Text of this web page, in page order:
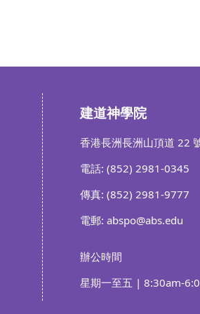
建道神學院
香港長洲長洲山頂道 22
電話: (852) 2981-0345
傳真: (852) 2981-9777
電郵: abspo@abs.edu
辦公時間
星期一至五 | 8:30am-